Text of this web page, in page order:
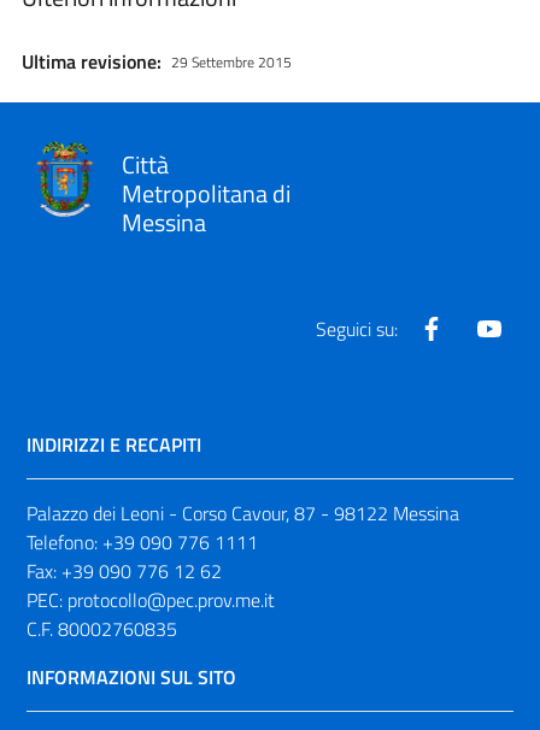
Ultima revisione: 29 Settembre 2015
Città
Metropolitana di
Messina
Seguici su: Facebook
INDIRIZZI E RECAPITI
Palazzo dei Leoni - Corso Cavour, 87 - 98122 Messina
Telefono: +39 090 776 1111
Fax: +39 090 776 12 62
PEC: protocollo@pec.prov.me.it
C.F. 80002760835
INFORMAZIONI SUL SITO